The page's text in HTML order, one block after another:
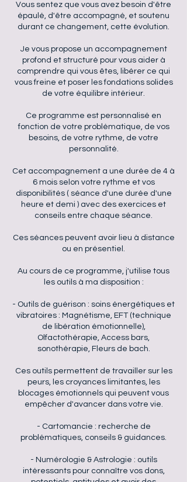
Vous sentez que vous avez besoin d'être
épaulé, d'être accompagné, et soutenu
durant ce changement, cette évolution.
Je vous propose un accompagnement
profond et structuré pour vous aider à
comprendre qui vous êtes, libérer ce qui
vous freine et poser les fondations solides
de votre équilibre intérieur.
Ce programme est personnalisé en
fonction de votre problématique, de vos
besoins, de votre rythme, de votre
personnalité.
​Cet accompagnement a une durée de 4 à
6 mois selon votre rythme et vos
disponibilités ( séance d'une durée d'une
heure et demi ) avec des exercices et
conseils entre chaque séance.
​Ces séances peuvent avoir lieu à distance
ou en présentiel.
Au cours de ce programme, j'utilise tous
les outils à ma disposition :
​- Outils de guérison : soins énergétiques et
vibratoires : Magnétisme, EFT (technique
de libération émotionnelle),
Olfactothérapie, Access bars,
sonothérapie, Fleurs de bach.
Ces outils permettent de travailler sur les
peurs, les croyances limitantes, les
blocages émotionnels qui peuvent vous
empêcher d'avancer dans votre vie.
- Cartomancie : recherche de
problématiques, conseils & guidances.
- Numérologie & Astrologie : outils
intéressants pour connaître vos dons,